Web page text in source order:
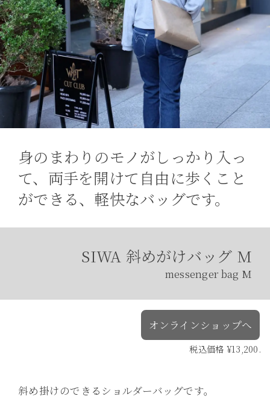
身のまわりのモノがしっかり入っ
て、両手を開けて自由に歩くこと
ができる、軽快なバッグです。
SIWA 斜めがけバッグ M
messenger bag M
オンラインショップへ
税込価格 ¥13,200.
斜め掛けのできるショルダーバッグです。